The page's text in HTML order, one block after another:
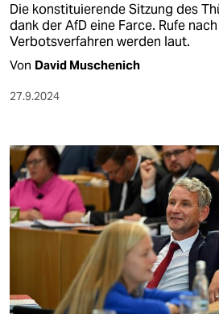
wahrheit
verlag
verlag
shop
fragen & hilfe
unterstützen
genossenschaft
Die konstituierende Sitzung des
dank der AfD eine Farce. Rufe
Verbotsverfahren werden laut.
Von David Muschenich
27.9.2024